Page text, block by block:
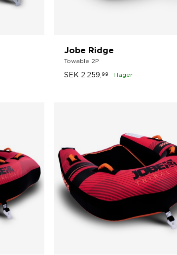
Jobe Ridge
Towable 2P
SEK 2.259, 99 I lager